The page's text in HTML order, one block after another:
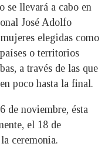
se llevará a cabo en
José Adolfo
elegidas como
o territorios
a través de las que
poco hasta la final.
de noviembre, ésta
el 18 de
ceremonia.